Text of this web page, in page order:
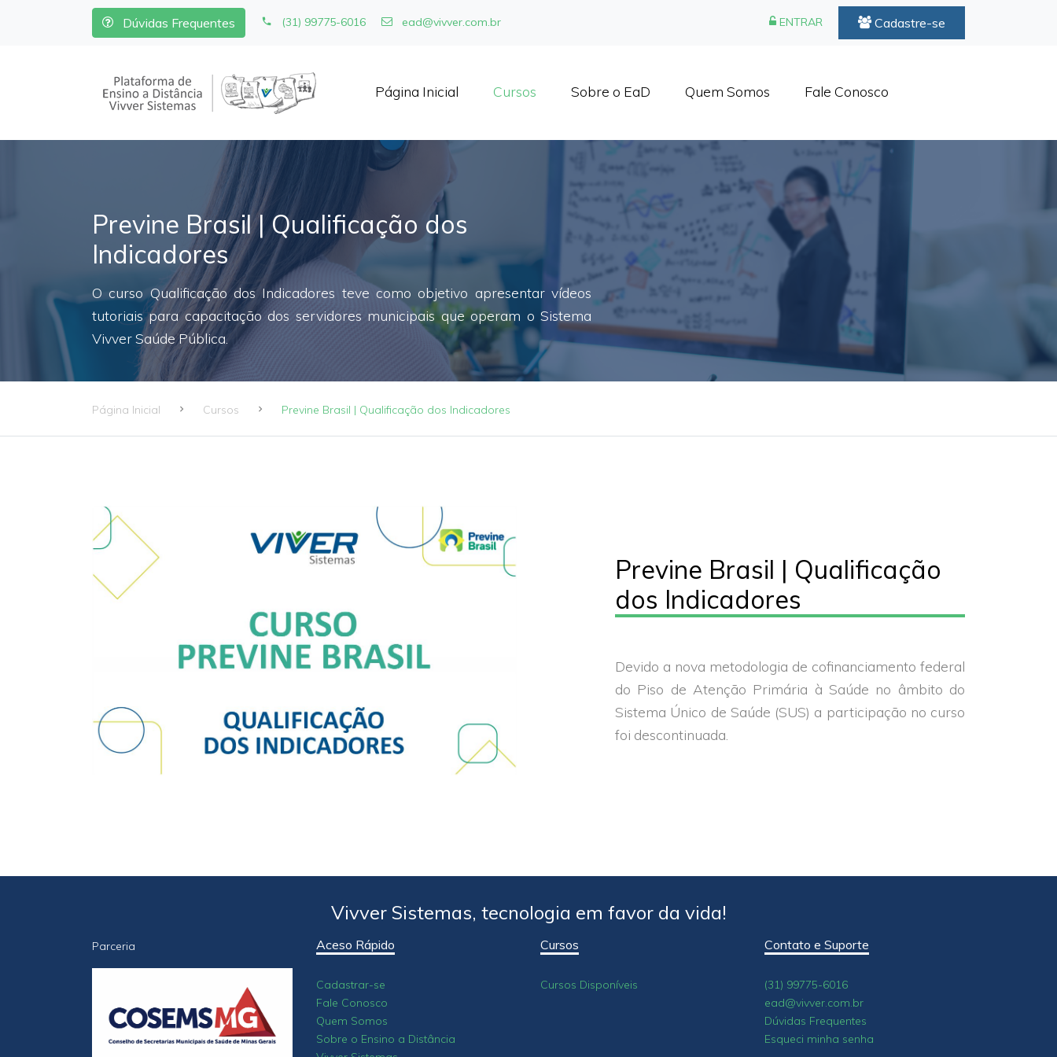
Dúvidas Frequentes (31) 99775-6016 ead@vivver.com.br ENTRAR Cadastre-se
Página Inicial Cursos Sobre o EaD Quem Somos Fale Conosco
Previne Brasil | Qualificação dos
Indicadores
O curso Qualificação dos Indicadores teve como objetivo apresentar vídeos
tutoriais para capacitação dos servidores municipais que operam o Sistema
Vivver Saúde Pública.
Página Inicial Cursos Previne Brasil | Qualificação dos Indicadores
Previne Brasil | Qualificação
dos Indicadores
Devido a nova metodologia de cofinanciamento federal
do Piso de Atenção Primária à Saúde no âmbito do
Sistema Único de Saúde (SUS) a participação no curso
foi descontinuada.
Vivver Sistemas, tecnologia em favor da vida!
Parceria Aceso Rápido
Cadastrar-se
Fale Conosco
Quem Somos
Sobre o Ensino a Distância
Cursos
Cursos Disponíveis
Contato e Suporte
(31) 99775-6016
ead@vivver.com.br
Dúvidas Frequentes
Esqueci minha senha